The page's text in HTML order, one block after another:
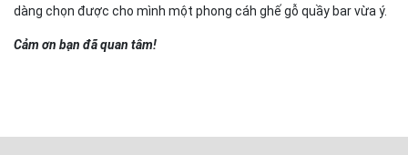
dàng chọn được cho mình một phong cáh ghế gỗ quầy bar vừa ý.
Cảm ơn bạn đã quan tâm!